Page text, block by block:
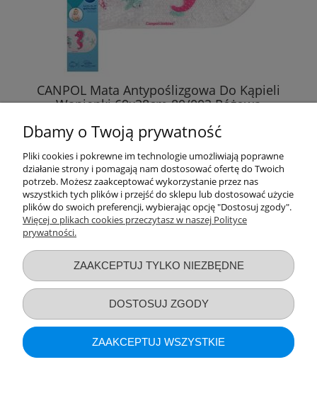
CANPOL Mata Antypoślizgowa Do Kąpieli
Wanienki 69x38cm 80/002 Różowa
28,90 zł
DO KOSZYKA
Informacje o sklepie
Dbamy o Twoją prywatność
Pliki cookies i pokrewne im technologie umożliwiają poprawne
działanie strony i pomagają nam dostosować ofertę do Twoich
potrzeb. Możesz zaakceptować wykorzystanie przez nas
wszystkich tych plików i przejść do sklepu lub dostosować użycie
plików do swoich preferencji, wybierając opcję "Dostosuj zgody".
Więcej o plikach cookies przeczytasz w naszej Polityce
prywatności.
ZAAKCEPTUJ TYLKO NIEZBĘDNE
DOSTOSUJ ZGODY
ZAAKCEPTUJ WSZYSTKIE